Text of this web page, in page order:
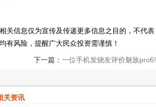
关信息仅为宣传及传递更多信息之目的，不代表
有风险，提醒广大民众投资需谨慎！
下一篇： 一位手机发烧友评价魅族pro6!
关资讯